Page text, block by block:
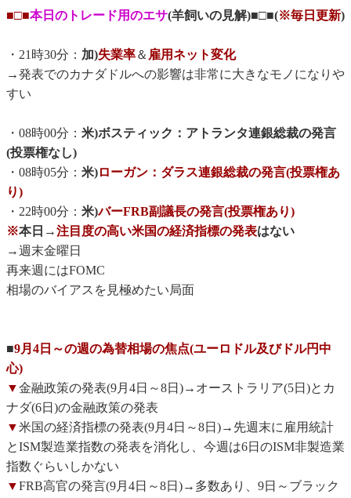
■□■本日のトレード用のエサ(羊飼いの見解)■□■(※毎日更新)
・21時30分： 加)失業率＆ 雇用ネット変化
→発表でのカナダドルへの影響は非常に大きなモノになりや
すい
・08時00分： 米)ボスティック：アトランタ連銀総裁の発言
(投票権なし)
・08時05分： 米)ローガン：ダラス連銀総裁の発言(投票権あ
り)
・22時00分： 米)バーFRB副議長の発言(投票権あり)
※本日→注目度の高い米国の経済指標の発表はない
→週末金曜日
再来週にはFOMC
相場のバイアスを見極めたい局面
■9月4日～の週の為替相場の焦点(ユーロドル及びドル円中
心)
▼金融政策の発表(9月4日～8日)→オーストラリア(5日)とカ
ナダ(6日)の金融政策の発表
▼米国の経済指標の発表(9月4日～8日)→先週末に雇用統計
とISM製造業指数の発表を消化し、今週は6日のISM非製造業
指数ぐらいしかない
▼FRB高官の発言(9月4日～8日)→多数あり、9日～ブラック